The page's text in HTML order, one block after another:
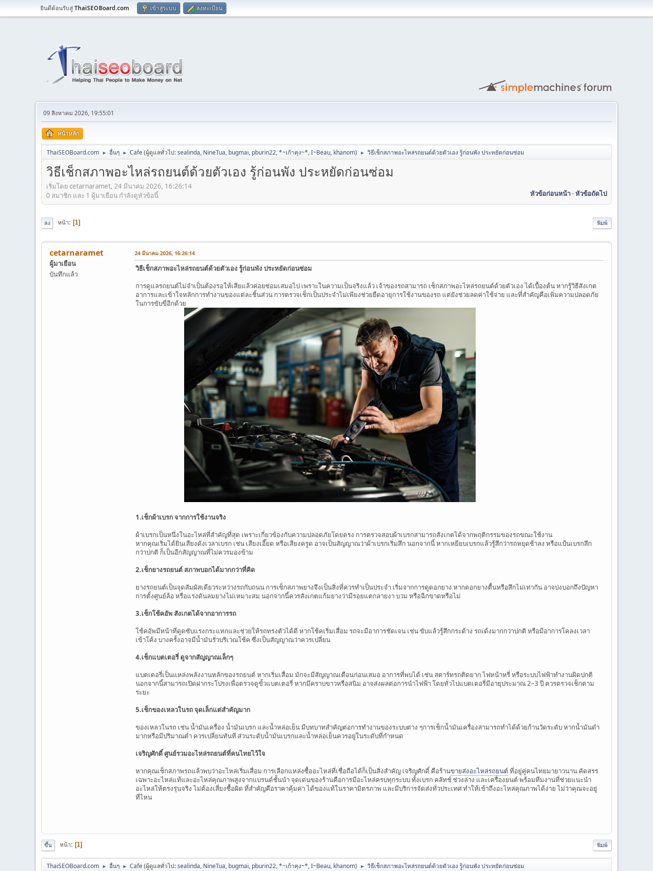
ยินดีต้อนรับสู่ThaiSEOBoard.com เข้าสู่ระบบ ลงทะเบียน
09 สิงหาคม 2026, 19:55:01
หน้าหลัก
ThaiSEOBoard.com ► อื่นๆ ► Cafe(ผู้ดูแลทั่วไป:sealinda, NineTua, bugmai, pburin22,*~เก้าคุง~*,I~Beau, khanom) ► วิธีเช็กสภาพอะไหล่รถยนต์ด้วยตัวเอง รู้ก่อนพัง ประหยัดก่อนซ่อม
วิธีเช็กสภาพอะไหล่รถยนต์ด้วยตัวเอง รู้ก่อนพัง ประหยัดก่อนซ่อม
เริ่มโดย cetarnaramet, 24 มีนาคม 2026, 16:26:14
หัวข้อก่อนหน้า-หัวข้อถัดไป
0 สมาชิก และ 1 ผู้มาเยือน กำลังดูหัวข้อนี้
พิมพ์
ลง หน้า 1
cetarnaramet
ผู้มาเยือน
บันทึกแล้ว
24 มีนาคม 2026, 16:26:14
วิธีเช็กสภาพอะไหล่รถยนต์ด้วยตัวเอง รู้ก่อนพัง ประหยัดก่อนซ่อม
การดูแลรถยนต์ไม่จำเป็นต้องรอให้เสียแล้วค่อยซ่อมเสมอไป เพราะในความเป็นจริงแล้ว เจ้าของรถสามารถ เช็กสภาพอะไหล่รถยนต์ด้วยตัวเอง ได้เบื้องต้น หากรู้วิธีสังเกต
อาการและเข้าใจหลักการทำงานของแต่ละชิ้นส่วน การตรวจเช็กเป็นประจำไม่เพียงช่วยยืดอายุการใช้งานของรถ แต่ยังช่วยลดค่าใช้จ่าย และที่สำคัญคือเพิ่มความปลอดภัย
ในการขับขี่อีกด้วย
1.เช็กผ้าเบรก จากการใช้งานจริง
ผ้าเบรกเป็นหนึ่งในอะไหล่ที่สำคัญที่สุด เพราะเกี่ยวข้องกับความปลอดภัยโดยตรง การตรวจสอบผ้าเบรกสามารถสังเกตได้จากพฤติกรรมของรถขณะใช้งาน
หากคุณเริ่มได้ยินเสียงดังเวลาเบรก เช่น เสียงเอี๊ยด หรือเสียงครูด อาจเป็นสัญญาณว่าผ้าเบรกเริ่มสึก นอกจากนี้ หากเหยียบเบรกแล้วรู้สึกว่ารถหยุดช้าลง หรือแป้นเบรกลึก
กว่าปกติ ก็เป็นอีกสัญญาณที่ไม่ควรมองข้าม
2.เช็กยางรถยนต์ สภาพบอกได้มากกว่าที่คิด
ยางรถยนต์เป็นจุดสัมผัสเดียวระหว่างรถกับถนน การเช็กสภาพยางจึงเป็นสิ่งที่ควรทำเป็นประจำ เริ่มจากการดูดอกยาง หากดอกยางตื้นหรือสึกไม่เท่ากัน อาจบ่งบอกถึงปัญหา
การตั้งศูนย์ล้อ หรือแรงดันลมยางไม่เหมาะสม นอกจากนี้ควรสังเกตแก้มยางว่ามีรอยแตกลายงา บวม หรือฉีกขาดหรือไม่
3.เช็กโช้คอัพ สังเกตได้จากอาการรถ
โช้คอัพมีหน้าที่ดูดซับแรงกระแทกและช่วยให้รถทรงตัวได้ดี หากโช้คเริ่มเสื่อม รถจะมีอาการชัดเจน เช่น ขับแล้วรู้สึกกระด้าง รถเด้งมากกว่าปกติ หรือมีอาการโคลงเวลา
เข้าโค้ง บางครั้งอาจมีน้ำมันรั่วบริเวณโช้ค ซึ่งเป็นสัญญาณว่าควรเปลี่ยน
4.เช็กแบตเตอรี่ ดูจากสัญญาณเล็กๆ
แบตเตอรี่เป็นแหล่งพลังงานหลักของรถยนต์ หากเริ่มเสื่อม มักจะมีสัญญาณเตือนก่อนเสมอ อาการที่พบได้ เช่น สตาร์ทรถติดยาก ไฟหน้าหรี่ หรือระบบไฟฟ้าทำงานผิดปกติ
นอกจากนี้สามารถเปิดฝากระโปรงเพื่อตรวจดูขั้วแบตเตอรี่ หากมีคราบขาวหรือสนิม อาจส่งผลต่อการนำไฟฟ้า โดยทั่วไปแบตเตอรี่มีอายุประมาณ 2–3 ปี ควรตรวจเช็กตาม
ระยะ
5.เช็กของเหลวในรถ จุดเล็กแต่สำคัญมาก
ของเหลวในรถ เช่น น้ำมันเครื่อง น้ำมันเบรก และน้ำหล่อเย็น มีบทบาทสำคัญต่อการทำงานของระบบต่าง ๆการเช็กน้ำมันเครื่องสามารถทำได้ด้วยก้านวัดระดับ หากน้ำมันดำ
มากหรือมีปริมาณต่ำ ควรเปลี่ยนทันที ส่วนระดับน้ำมันเบรกและน้ำหล่อเย็นควรอยู่ในระดับที่กำหนด
เจริญศักดิ์ ศูนย์รวมอะไหล่รถยนต์ที่คนไทยไว้ใจ
หากคุณเช็กสภาพรถแล้วพบว่าอะไหล่เริ่มเสื่อม การเลือกแหล่งซื้ออะไหล่ที่เชื่อถือได้ก็เป็นสิ่งสำคัญ เจริญศักดิ์ คือร้านขายส่งอะไหล่รถยนต์ที่อยู่คู่คนไทยมายาวนาน คัดสรร
เฉพาะอะไหล่แท้และอะไหล่คุณภาพสูงจากแบรนด์ชั้นนำ จุดเด่นของร้านคือการมีอะไหล่ครบทุกระบบ ทั้งเบรก คลัทช์ ช่วงล่าง และเครื่องยนต์ พร้อมทีมงานที่ช่วยแนะนำ
อะไหล่ให้ตรงรุ่นจริง ไม่ต้องเสี่ยงซื้อผิด ที่สำคัญคือราคาคุ้มค่า ได้ของแท้ในราคามิตรภาพ และมีบริการจัดส่งทั่วประเทศ ทำให้เข้าถึงอะไหล่คุณภาพได้ง่าย ไม่ว่าคุณจะอยู่
ที่ไหน
พิมพ์
ขึ้น หน้า 1
ThaiSEOBoard.com ► อื่นๆ ► Cafe(ผู้ดูแลทั่วไป:sealinda, NineTua, bugmai, pburin22,*~เก้าคุง~*,I~Beau, khanom) ► วิธีเช็กสภาพอะไหล่รถยนต์ด้วยตัวเอง รู้ก่อนพัง ประหยัดก่อนซ่อม